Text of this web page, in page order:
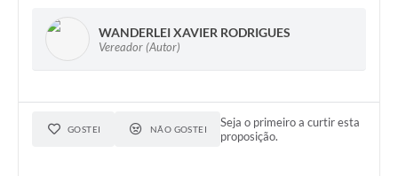
WANDERLEI XAVIER RODRIGUES
Vereador (Autor)
GOSTEI NÃO GOSTEI
Seja o primeiro a curtir esta
proposição.